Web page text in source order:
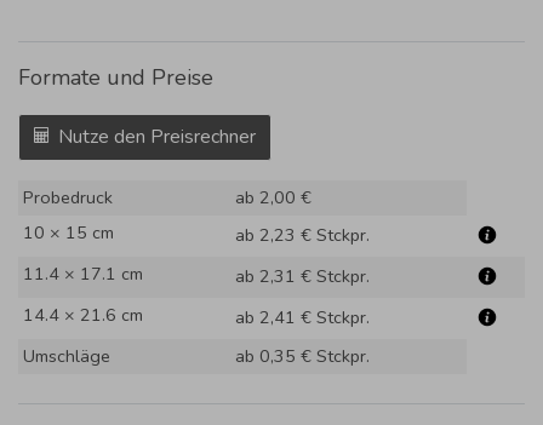
Formate und Preise
Nutze den Preisrechner
Probedruck
ab 2,00 €
10 × 15 cm
ab 2,23 € Stckpr.
11.4 × 17.1 cm
ab 2,31 € Stckpr.
14.4 × 21.6 cm
ab 2,41 € Stckpr.
Umschläge
ab 0,35 € Stckpr.